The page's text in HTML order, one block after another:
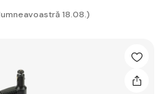
18.08.)